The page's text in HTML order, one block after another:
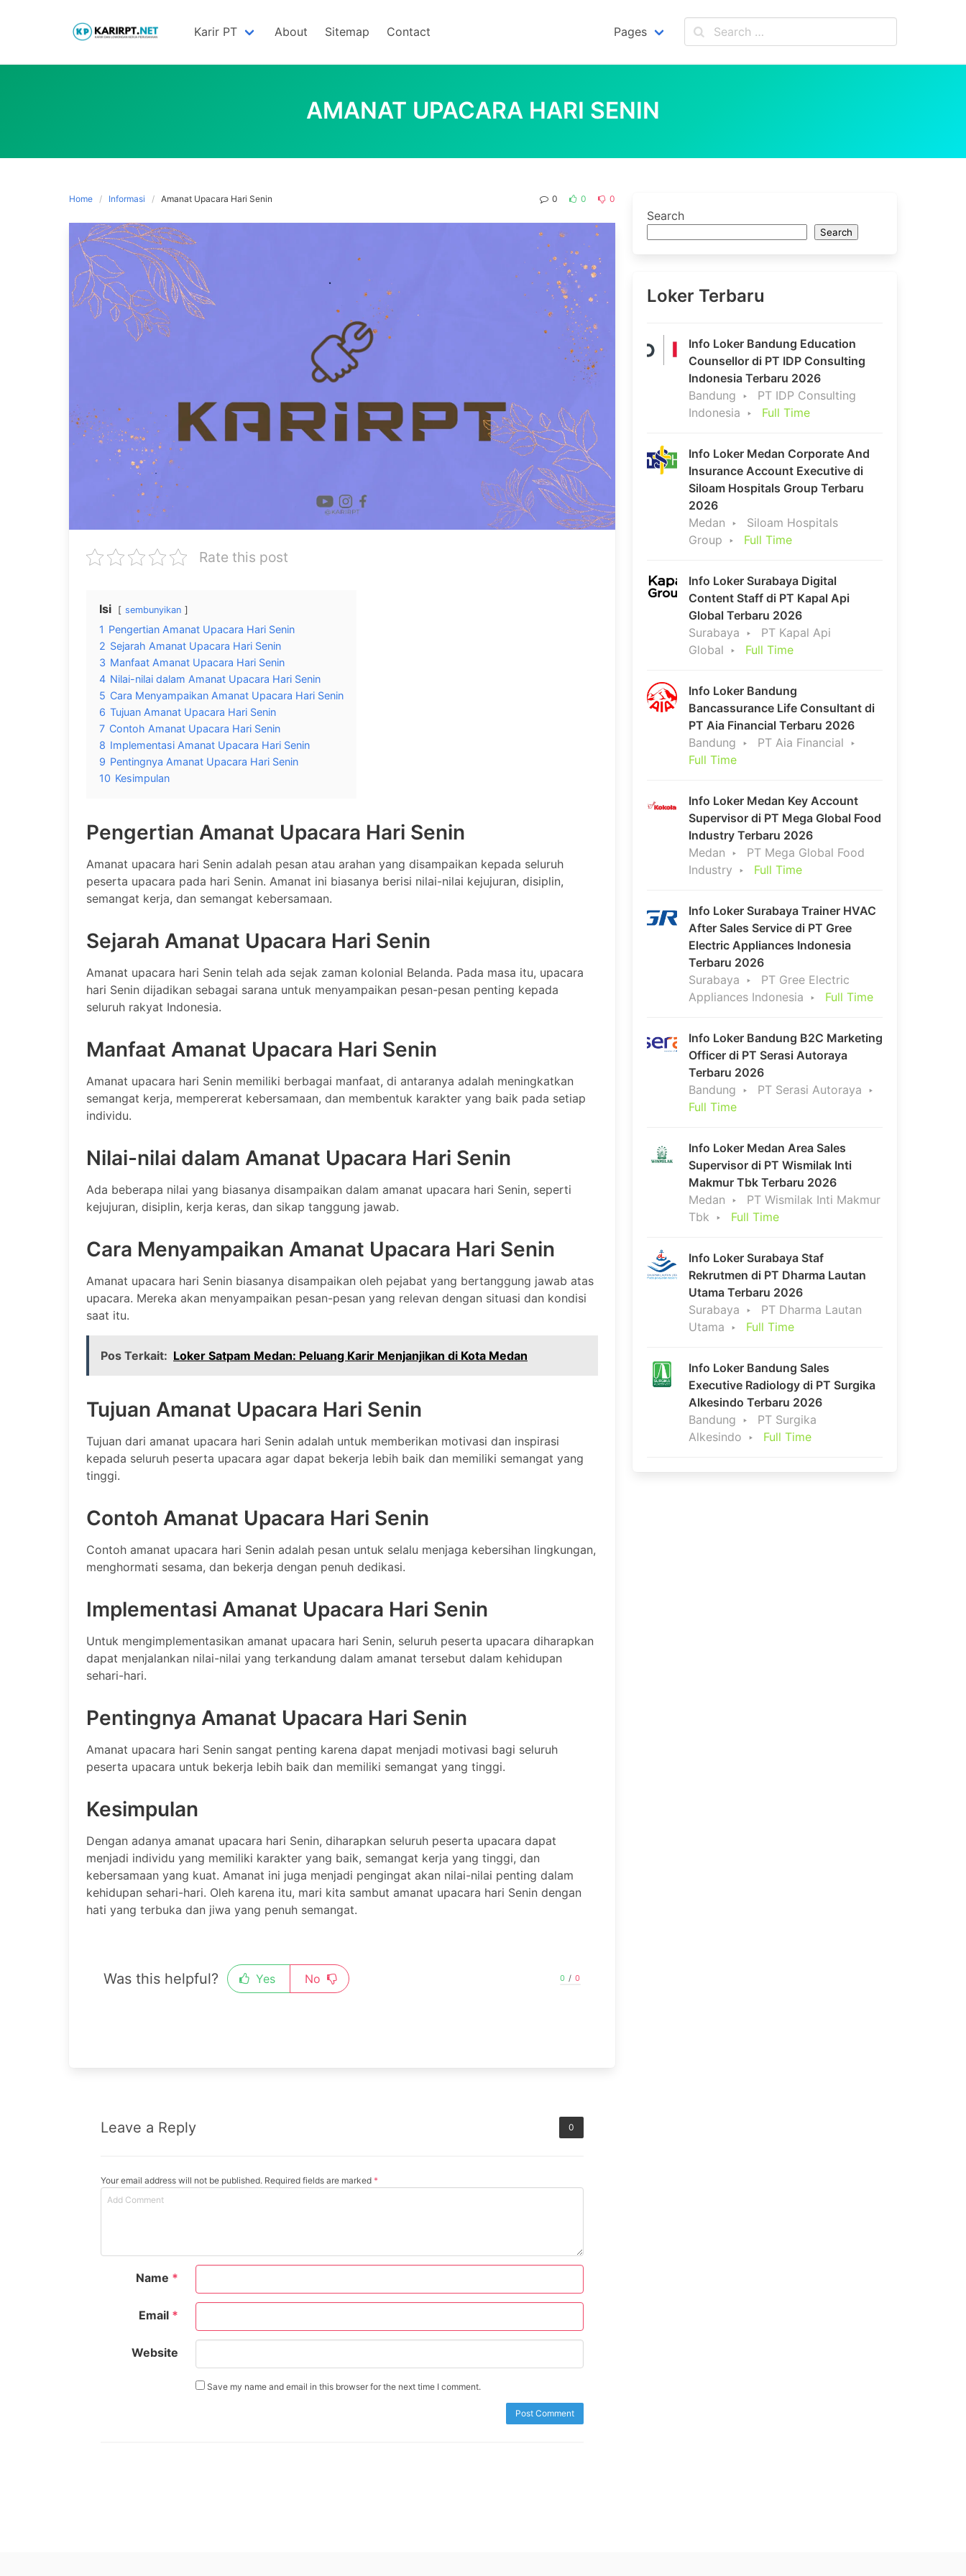
Karir PT About Sitemap Contact Pages
AMANAT UPACARA HARI SENIN
Home Informasi Amanat Upacara Hari Senin 0 0 0
Rate this post
Isi sembunyikan
1 Pengertian Amanat Upacara Hari Senin
2 Sejarah Amanat Upacara Hari Senin
3 Manfaat Amanat Upacara Hari Senin
4 Nilai-nilai dalam Amanat Upacara Hari Senin
5 Cara Menyampaikan Amanat Upacara Hari Senin
6 Tujuan Amanat Upacara Hari Senin
7 Contoh Amanat Upacara Hari Senin
8 Implementasi Amanat Upacara Hari Senin
9 Pentingnya Amanat Upacara Hari Senin
10 Kesimpulan
Pengertian Amanat Upacara Hari Senin
Amanat upacara hari Senin adalah pesan atau arahan yang disampaikan kepada seluruh
peserta upacara pada hari Senin. Amanat ini biasanya berisi nilai-nilai kejujuran, disiplin,
semangat kerja, dan semangat kebersamaan.
Sejarah Amanat Upacara Hari Senin
Amanat upacara hari Senin telah ada sejak zaman kolonial Belanda. Pada masa itu, upacara
hari Senin dijadikan sebagai sarana untuk menyampaikan pesan-pesan penting kepada
seluruh rakyat Indonesia.
Manfaat Amanat Upacara Hari Senin
Amanat upacara hari Senin memiliki berbagai manfaat, di antaranya adalah meningkatkan
semangat kerja, mempererat kebersamaan, dan membentuk karakter yang baik pada setiap
individu.
Nilai-nilai dalam Amanat Upacara Hari Senin
Ada beberapa nilai yang biasanya disampaikan dalam amanat upacara hari Senin, seperti
kejujuran, disiplin, kerja keras, dan sikap tanggung jawab.
Cara Menyampaikan Amanat Upacara Hari Senin
Amanat upacara hari Senin biasanya disampaikan oleh pejabat yang bertanggung jawab atas
upacara. Mereka akan menyampaikan pesan-pesan yang relevan dengan situasi dan kondisi
saat itu.
Pos Terkait: Loker Satpam Medan: Peluang Karir Menjanjikan di Kota Medan
Tujuan Amanat Upacara Hari Senin
Tujuan dari amanat upacara hari Senin adalah untuk memberikan motivasi dan inspirasi
kepada seluruh peserta upacara agar dapat bekerja lebih baik dan memiliki semangat yang
tinggi.
Contoh Amanat Upacara Hari Senin
Contoh amanat upacara hari Senin adalah pesan untuk selalu menjaga kebersihan lingkungan,
menghormati sesama, dan bekerja dengan penuh dedikasi.
Implementasi Amanat Upacara Hari Senin
Untuk mengimplementasikan amanat upacara hari Senin, seluruh peserta upacara diharapkan
dapat menjalankan nilai-nilai yang terkandung dalam amanat tersebut dalam kehidupan
sehari-hari.
Pentingnya Amanat Upacara Hari Senin
Amanat upacara hari Senin sangat penting karena dapat menjadi motivasi bagi seluruh
peserta upacara untuk bekerja lebih baik dan memiliki semangat yang tinggi.
Kesimpulan
Dengan adanya amanat upacara hari Senin, diharapkan seluruh peserta upacara dapat
menjadi individu yang memiliki karakter yang baik, semangat kerja yang tinggi, dan
kebersamaan yang kuat. Amanat ini juga menjadi pengingat akan nilai-nilai penting dalam
kehidupan sehari-hari. Oleh karena itu, mari kita sambut amanat upacara hari Senin dengan
hati yang terbuka dan jiwa yang penuh semangat.
Was this helpful? Yes No 0 / 0
Leave a Reply 0
Your email address will not be published. Required fields are marked *
Name *
Email *
Website
Save my name and email in this browser for the next time I comment.
Search
Search
Loker Terbaru
Info Loker Bandung Education
Counsellor di PT IDP Consulting
Indonesia Terbaru 2026
Bandung
PT IDP Consulting
Indonesia
Full Time
Info Loker Medan Corporate And
Insurance Account Executive di
Siloam Hospitals Group Terbaru
2026
Medan
Siloam Hospitals
Group
Full Time
Info Loker Surabaya Digital
Content Staff di PT Kapal Api
Global Terbaru 2026
Surabaya
PT Kapal Api
Global
Full Time
Info Loker Bandung
Bancassurance Life Consultant di
PT Aia Financial Terbaru 2026
Bandung
PT Aia Financial
Full Time
Info Loker Medan Key Account
Supervisor di PT Mega Global Food
Industry Terbaru 2026
Medan
PT Mega Global Food
Industry
Full Time
Info Loker Surabaya Trainer HVAC
After Sales Service di PT Gree
Electric Appliances Indonesia
Terbaru 2026
Surabaya
PT Gree Electric
Appliances Indonesia
Full Time
Info Loker Bandung B2C Marketing
Officer di PT Serasi Autoraya
Terbaru 2026
Bandung
PT Serasi Autoraya
Full Time
Info Loker Medan Area Sales
Supervisor di PT Wismilak Inti
Makmur Tbk Terbaru 2026
Medan
PT Wismilak Inti Makmur
Tbk
Full Time
Info Loker Surabaya Staf
Rekrutmen di PT Dharma Lautan
Utama Terbaru 2026
Surabaya
PT Dharma Lautan
Utama
Full Time
Info Loker Bandung Sales
Executive Radiology di PT Surgika
Alkesindo Terbaru 2026
Bandung
PT Surgika
Alkesindo
Full Time